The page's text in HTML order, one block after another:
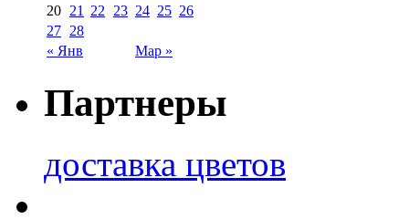
« Янв Мар »
20 21 22 23 24 25 26
27 28
Партнеры
доставка цветов